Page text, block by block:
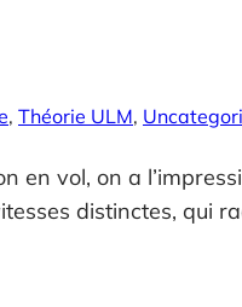
, Théorie ULM,
en vol, on a
distinctes, qui